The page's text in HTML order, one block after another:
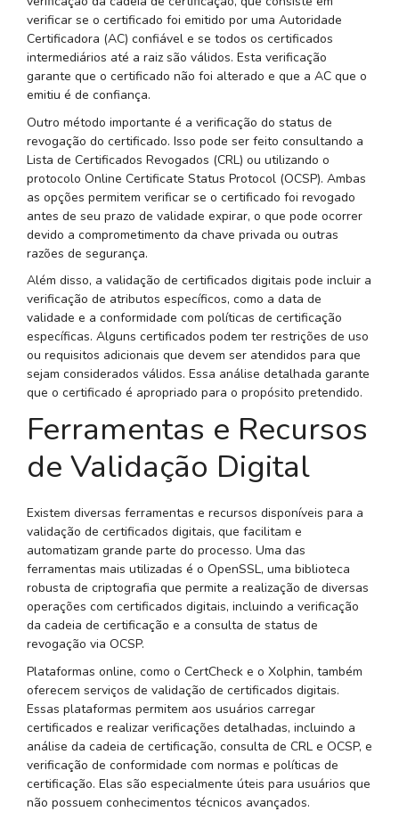
verificar se o certificado foi emitido por uma Autoridade
Certificadora (AC) confiável e se todos os certificados
intermediários até a raiz são válidos. Esta verificação
garante que o certificado não foi alterado e que a AC que o
emitiu é de confiança.
Outro método importante é a verificação do status de
revogação do certificado. Isso pode ser feito consultando a
Lista de Certificados Revogados (CRL) ou utilizando o
protocolo Online Certificate Status Protocol (OCSP). Ambas
as opções permitem verificar se o certificado foi revogado
antes de seu prazo de validade expirar, o que pode ocorrer
devido a comprometimento da chave privada ou outras
razões de segurança.
Além disso, a validação de certificados digitais pode incluir a
verificação de atributos específicos, como a data de
validade e a conformidade com políticas de certificação
específicas. Alguns certificados podem ter restrições de uso
ou requisitos adicionais que devem ser atendidos para que
sejam considerados válidos. Essa análise detalhada garante
que o certificado é apropriado para o propósito pretendido.
Ferramentas e Recursos
de Validação Digital
Existem diversas ferramentas e recursos disponíveis para a
validação de certificados digitais, que facilitam e
automatizam grande parte do processo. Uma das
ferramentas mais utilizadas é o OpenSSL, uma biblioteca
robusta de criptografia que permite a realização de diversas
operações com certificados digitais, incluindo a verificação
da cadeia de certificação e a consulta de status de
revogação via OCSP.
Plataformas online, como o CertCheck e o Xolphin, também
oferecem serviços de validação de certificados digitais.
Essas plataformas permitem aos usuários carregar
certificados e realizar verificações detalhadas, incluindo a
análise da cadeia de certificação, consulta de CRL e OCSP, e
verificação de conformidade com normas e políticas de
certificação. Elas são especialmente úteis para usuários que
não possuem conhecimentos técnicos avançados.